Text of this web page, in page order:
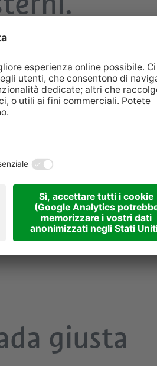
escursioni, garantendo loro
legame emotivo con gli ospiti
coniugando lo storytelling
la gestione della community si
i temi di viaggio, distribuiti in
conto delle esigenze e del
giusta